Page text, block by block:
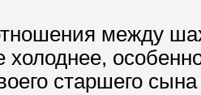
между
холоднее,
старшего